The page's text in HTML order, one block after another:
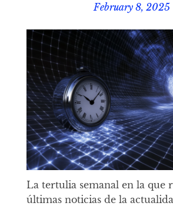
February 8, 2025
La tertulia semanal en la que
últimas noticias de la